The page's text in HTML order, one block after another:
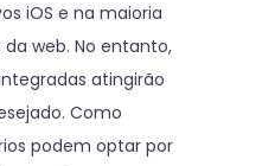
iOS e na maioria
web. No entanto,
atingirão
Como
podem optar por